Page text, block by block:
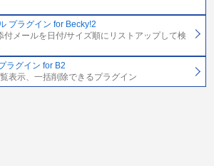
プラグイン for Becky!2
付メールを日付/サイズ順にリストアップして検
ラグイン for B2
表示、一括削除できるプラグイン